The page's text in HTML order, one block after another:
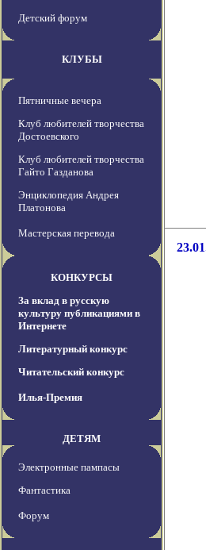
Детский форум
КЛУБЫ
Пятничные вечера
Клуб любителей творчества
Достоевского
Клуб любителей творчества
Гайто Газданова
Энциклопедия Андрея
Платонова
Мастерская перевода
КОНКУРСЫ
За вклад в русскую
культуру публикациями в
Интернете
Литературный конкурс
Читательский конкурс
Илья-Премия
ДЕТЯМ
Электронные пампасы
Фантастика
Форум